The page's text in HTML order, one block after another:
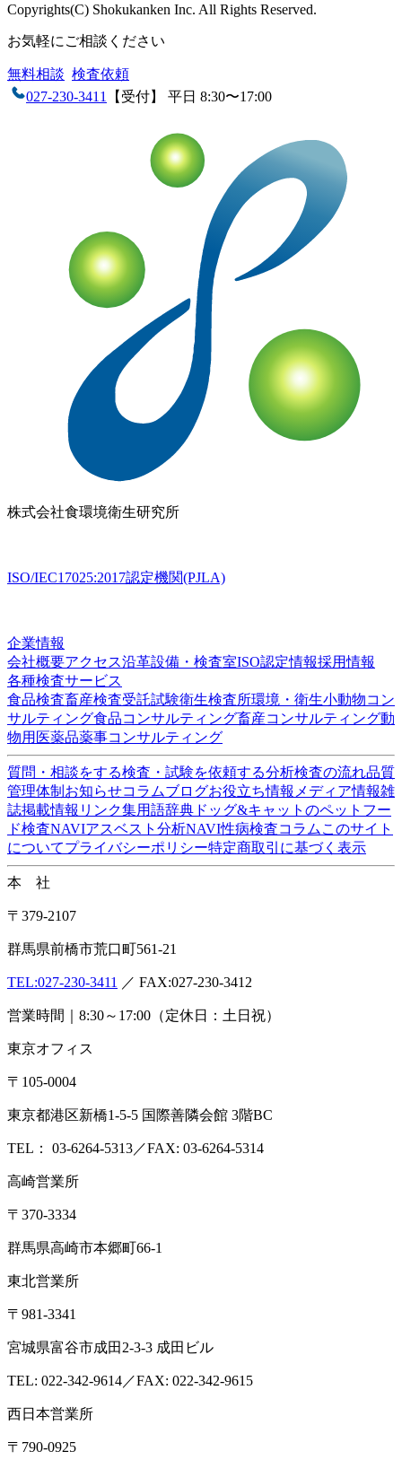
Copyrights(C) Shokukanken Inc. All Rights Reserved.
お気軽にご相談ください
無料相談 検査依頼
027-230-3411
【受付】 平日 8:30〜17:00
株式会社食環境衛生研究所
ISO/IEC17025:2017認定機関(PJLA)
企業情報
情報
食品検査 畜産検査 受託試験 衛生検査所
動物
コンサルティング 食品コンサルティング
動物用医薬品薬事コンサルティング
品質管理体制